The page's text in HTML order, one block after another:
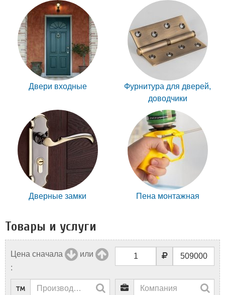
Двери входные
Фурнитура для дверей,
доводчики
Дверные замки Пена монтажная
Товары и услуги
Цена сначала
или
: